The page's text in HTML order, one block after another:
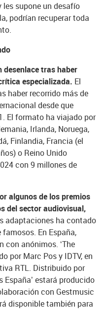
supone un desafío
podrían recuperar toda
desenlace tras haber
especializada. El
haber recorrido más de
desde que
El formato ha viajado por
Irlanda, Noruega,
Finlandia, Francia (el
o Reino Unido
con 9 millones de
algunos de los premios
del sector audiovisual,
adaptaciones ha contado
En España,
con anónimos. ‘The
por Marc Pos y IDTV, en
RTL. Distribuido por
España’ estará producido
con Gestmusic
disponible también para